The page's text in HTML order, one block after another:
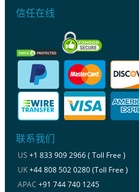
信任在线
联系我们
US +1 833 909 2966 ( Toll Free )
UK+44 808 502 0280 (Toll Free )
APAC +91 744 740 1245